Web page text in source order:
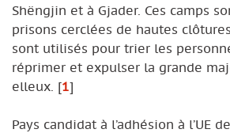
Shëngjin et à Gjader. Ces camps
prisons cerclées de hautes
sont utilisés pour trier les
réprimer et expulser la grande
elleux. [1]
Pays candidat à l’adhésion à l’UE